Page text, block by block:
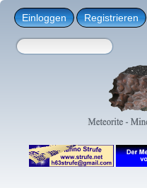
Einloggen Registrieren